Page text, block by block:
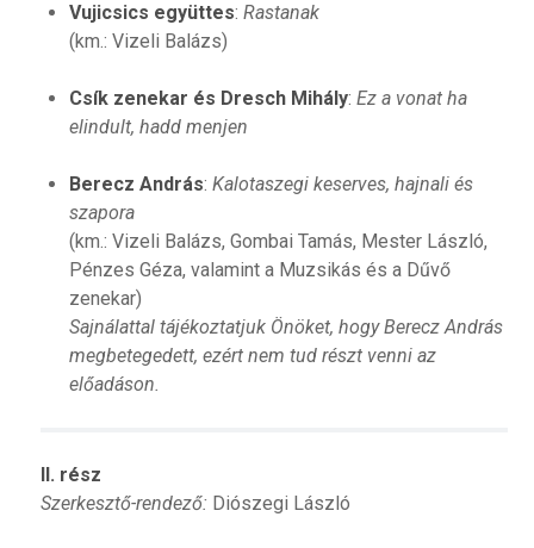
Vujicsics együttes: Rastanak
(km.: Vizeli Balázs)
Csík zenekar és Dresch Mihály: Ez a vonat ha
elindult, hadd menjen
Berecz András: Kalotaszegi keserves, hajnali és
szapora
(km.: Vizeli Balázs, Gombai Tamás, Mester László,
Pénzes Géza, valamint a Muzsikás és a Dűvő
zenekar)
Sajnálattal tájékoztatjuk Önöket, hogy Berecz András
megbetegedett, ezért nem tud részt venni az
előadáson.
II. rész
Szerkesztő-rendező: Diószegi László